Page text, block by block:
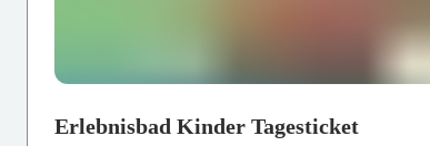
Erlebnisbad Kinder Tagesticket